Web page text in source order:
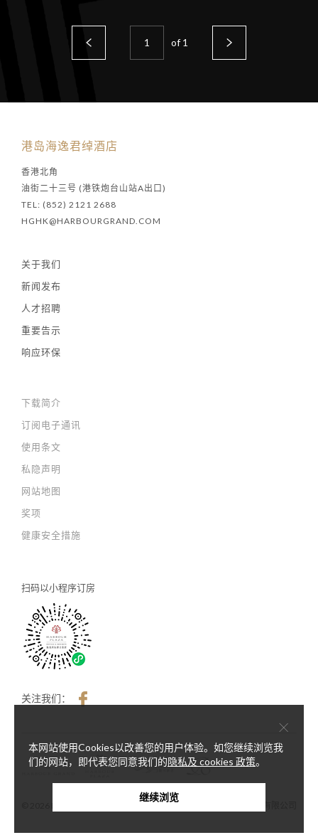
of 1
港岛海逸君绰酒店
香港北角
油街二十三号 (港铁炮台山站A出口)
TEL: (852) 2121 2688
HGHK@HARBOURGRAND.COM
关于我们
新闻发布
人才招聘
重要告示
响应环保
下载简介
订阅电子通讯
使用条文
私隐声明
网站地图
奖项
健康安全措施
扫码以小程序订房
关注我们：
© 2026 Harbour Plaza Hotel Management Limited 海逸酒店管理有限公司
×
本网站使用Cookies以改善您的用户体验。如您继续浏览我
们的网站，即代表您同意我们的隐私及 cookies 政策。
继续浏览